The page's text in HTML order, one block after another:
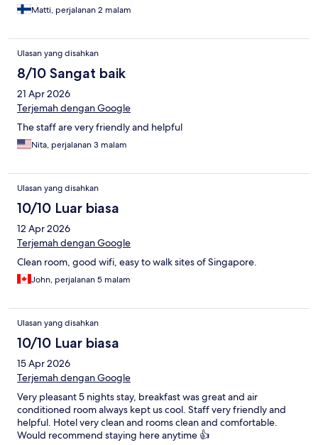
Matti, perjalanan 2 malam
Ulasan yang disahkan
8/10 Sangat baik
21 Apr 2026
Terjemah dengan Google
The staff are very friendly and helpful
Nita, perjalanan 3 malam
Ulasan yang disahkan
10/10 Luar biasa
12 Apr 2026
Terjemah dengan Google
Clean room, good wifi, easy to walk sites of Singapore.
John, perjalanan 5 malam
Ulasan yang disahkan
10/10 Luar biasa
15 Apr 2026
Terjemah dengan Google
Very pleasant 5 nights stay, breakfast was great and air
conditioned room always kept us cool. Staff very friendly and
helpful. Hotel very clean and rooms clean and comfortable.
Would recommend staying here anytime 👍